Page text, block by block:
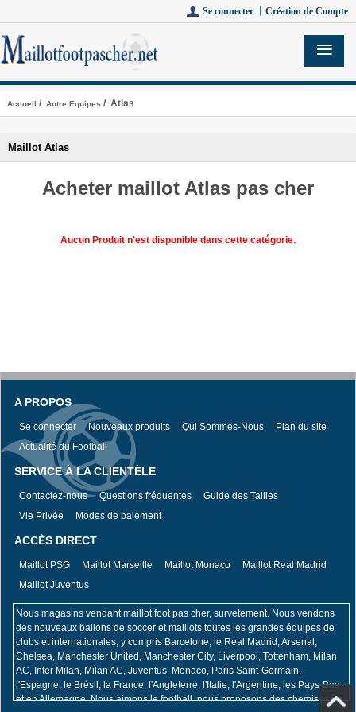
Se connecter 丨 Création de Compte
Accueil / Autre Equipes / Atlas
Maillot Atlas
Acheter maillot Atlas pas cher
Aucun Produit n'est disponible dans cette catégorie.
A PROPOS
Se connecter Nouveaux produits Qui Sommes-Nous
Plan du site
Actualité du Football
SERVICE À LA CLIENTÈLE
Contactez-nous Questions fréquentes
Guide des Tailles
Vie Privée
Modes de paiement
ACCÈS DIRECT
Maillot PSG Maillot Marseille Maillot Monaco
Maillot Real Madrid
Maillot Juventus
Nous magasins vendant maillot foot pas cher, survetement. Nous vendons
des nouveaux ballons de soccer et maillots toutes les grandes équipes de
clubs et internationales, y compris Barcelone, le Real Madrid, Arsenal,
Chelsea, Manchester United, Manchester City, Liverpool, Tottenham, Milan
AC, Inter Milan, Milan AC, Juventus, Monaco, Paris Saint-Germain,
l'Espagne, le Brésil, la France, l'Angleterre, l'Italie, l'Argentine, les Pays-Bas
et en Allemagne. Nous aimons le football, nous proposons des chemises de